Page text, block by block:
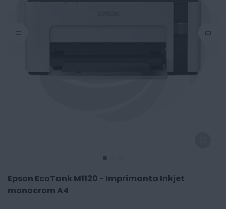
Epson EcoTank M1120 - Imprimanta Inkjet
monocrom A4